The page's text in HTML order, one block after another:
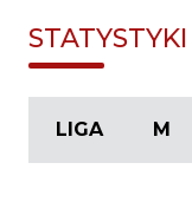
STATYSTYKI
LIGA M